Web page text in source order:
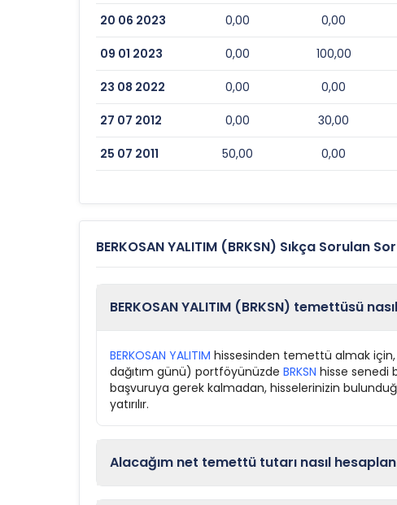
20 06 2023 0,00 0,00
09 01 2023 0,00 100,00
23 08 2022 0,00 0,00
27 07 2012 0,00 30,00
25 07 2011 50,00 0,00
BERKOSAN YALITIM (BRKSN) Sıkça Sorulan
BERKOSAN YALITIM (BRKSN) temettüsü
BERKOSAN YALITIM hissesinden temettü almak
dağıtım günü) portföyünüzde BRKSN hisse senedi
başvuruya gerek kalmadan, hisselerinizin
yatırılır.
Alacağım net temettü tutarı nasıl